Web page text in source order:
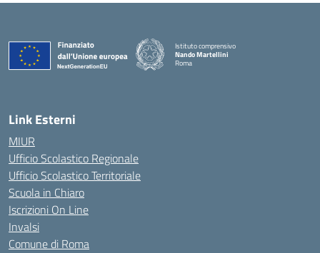
Istituto comprensivo
Nando Martellini
Roma
Link Esterni
MIUR
Ufficio Scolastico Regionale
Ufficio Scolastico Territoriale
Scuola in Chiaro
Iscrizioni On Line
Invalsi
Comune di Roma